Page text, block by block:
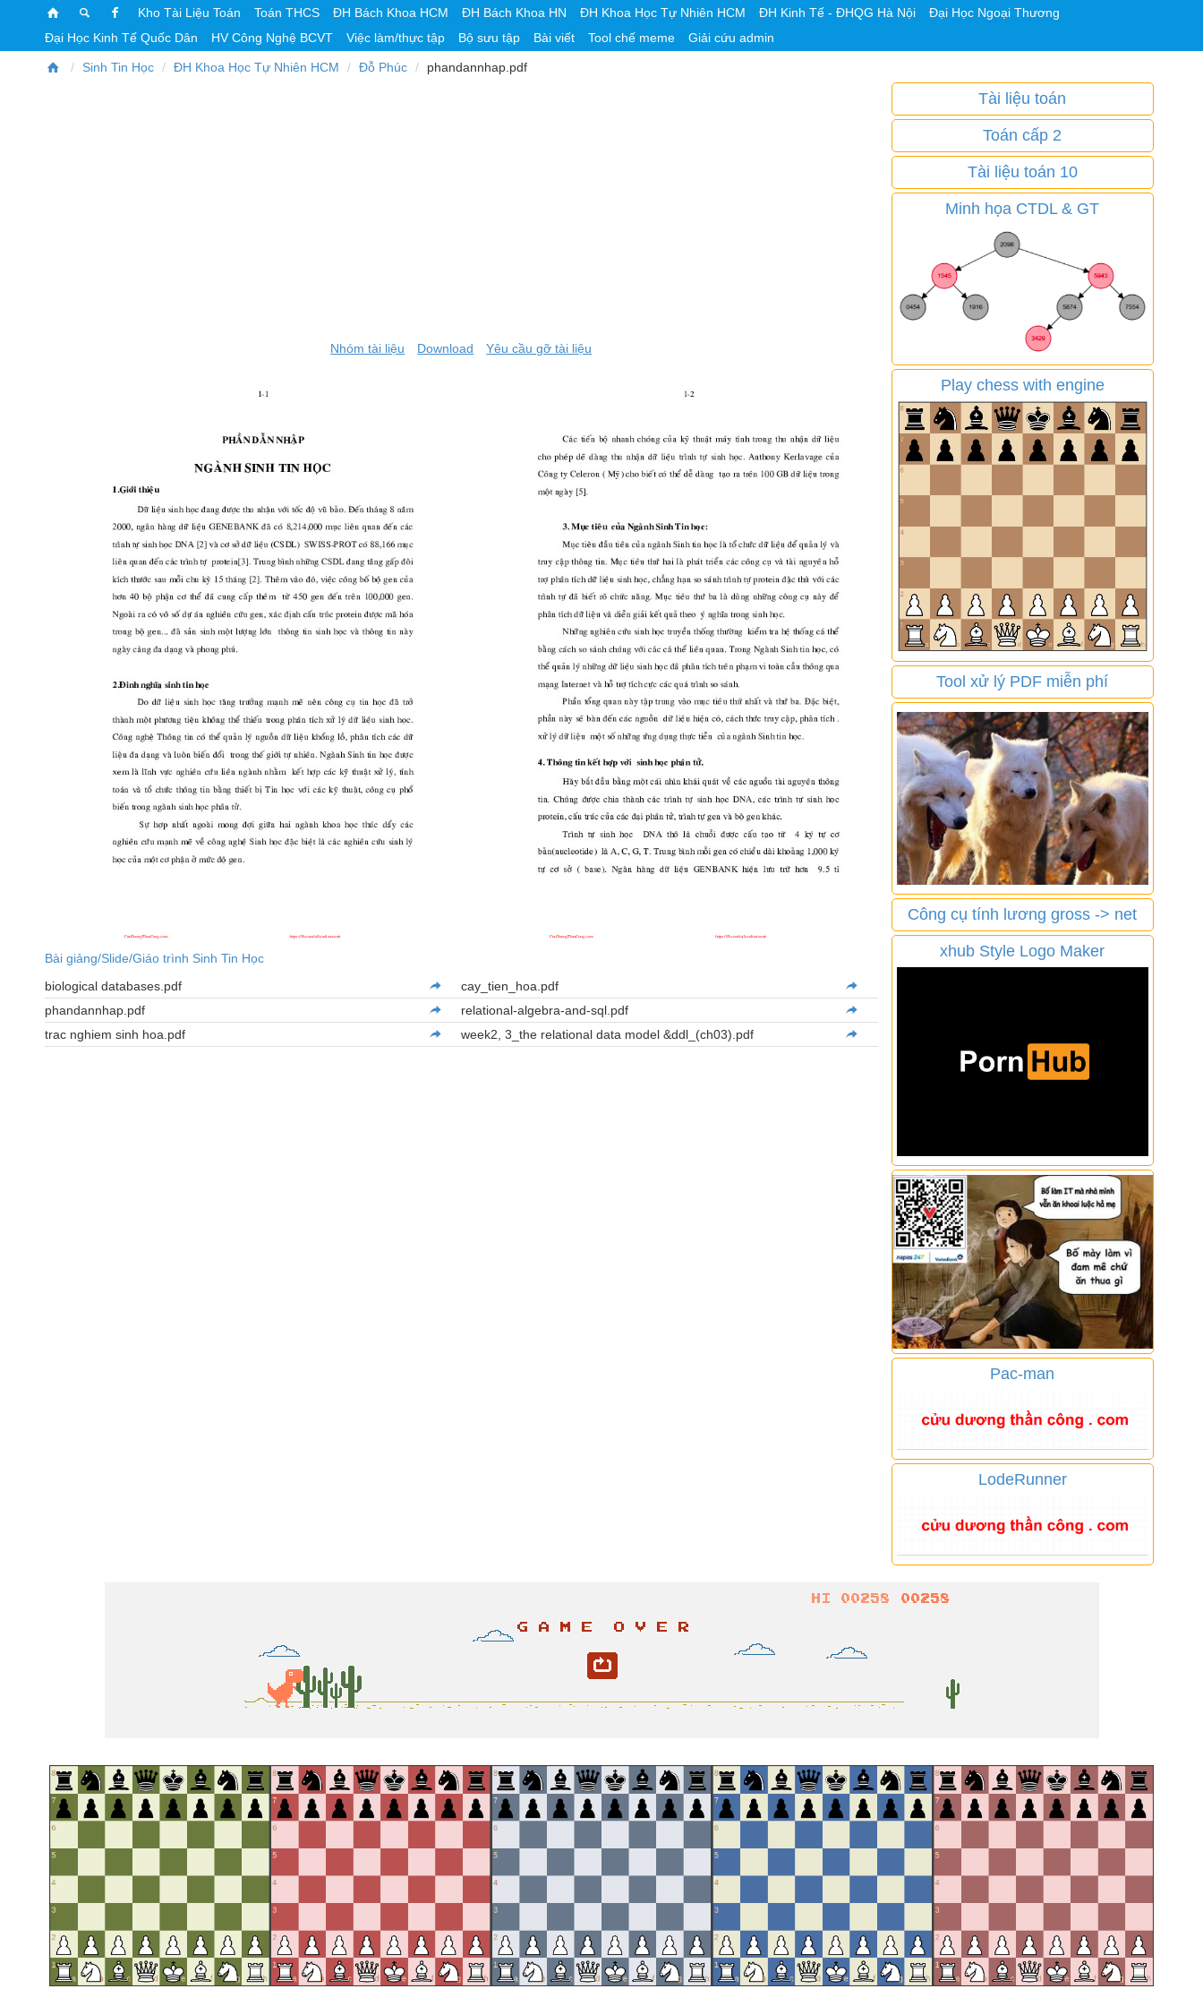
Kho Tài Liệu Toán Toán THCS ĐH Bách Khoa HCM ĐH Bách Khoa HN ĐH Khoa Học Tự Nhiên HCM ĐH Kinh Tế - ĐHQG Hà Nội
Đại Học Ngoại Thương
Đại Học Kinh Tế Quốc Dân
HV Công Nghệ BCVT Việc làm/thực tập Bộ sưu tập Bài viết Tool chế meme Giải cứu admin
Sinh Tin Học ĐH Khoa Học Tự Nhiên HCM Đỗ Phúc phandannhap.pdf
Nhóm tài liệu Download Yêu cầu gỡ tài liệu
Bài giảng/Slide/Giáo trình Sinh Tin Học
biological databases.pdf
cay_tien_hoa.pdf
phandannhap.pdf
relational-algebra-and-sql.pdf
trac nghiem sinh hoa.pdf
week2, 3_the relational data model &ddl_(ch03).pdf
Tài liệu toán
Toán cấp 2
Tài liệu toán 10
Minh họa CTDL & GT
Play chess with engine
Tool xử lý PDF miễn phí
Công cụ tính lương gross -> net
xhub Style Logo Maker
Pac-man
LodeRunner